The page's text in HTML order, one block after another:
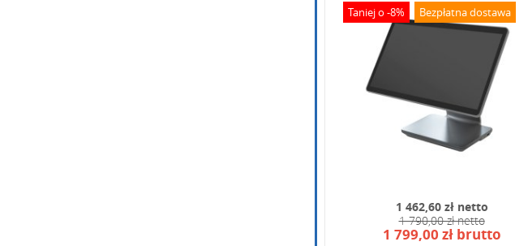
Wpisz kod widoczny na obrazku:
Taniej o -8% Bezpłatna dostawa
1 462,60 zł netto
1 790,00 zł netto
1 799,00 zł brutto